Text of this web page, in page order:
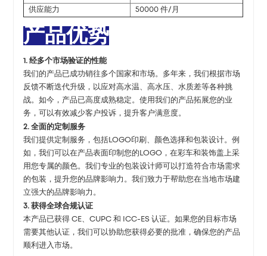
供应能力 50000 件/月
产品优势
1. 经多个市场验证的性能
我们的产品已成功销往多个国家和市场。多年来，我们根据市场
反馈不断迭代升级，以应对高水温、高水压、水质差等各种挑
战。如今，产品已高度成熟稳定。使用我们的产品拓展您的业
务，可以有效减少客户投诉，提升客户满意度。
2. 全面的定制服务
我们提供定制服务，包括LOGO印刷、颜色选择和包装设计。例
如，我们可以在产品表面印制您的LOGO，在彩车和装饰盖上采
用您专属的颜色。我们专业的包装设计师可以打造符合市场需求
的包装，提升您的品牌影响力。我们致力于帮助您在当地市场建
立强大的品牌影响力。
3. 获得全球合规认证
本产品已获得 CE、CUPC 和 ICC-ES 认证。如果您的目标市场
需要其他认证，我们可以协助您获得必要的批准，确保您的产品
顺利进入市场。